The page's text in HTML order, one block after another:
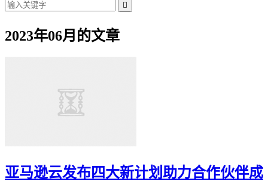

2023年06月的文章
亚马逊云发布四大新计划助力合作伙伴成